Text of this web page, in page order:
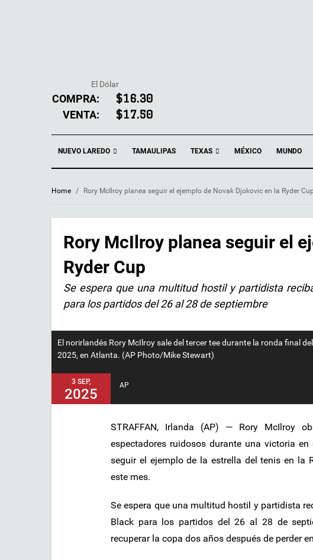
El Dólar
COMPRA: $16.30
VENTA: $17.50
NUEVO LAREDO TAMAULIPAS TEXAS MÉXICO MUNDO
Home / Rory McIlroy planea seguir el ejemplo de Novak Djokovic en la Ryder Cup
Rory McIlroy planea seguir el
Ryder Cup
Se espera que una multitud hostil y partidista
para los partidos del 26 al 28 de septiembre
El norirlandés Rory McIlroy sale del tercer tee durante la ronda final
2025, en Atlanta. (AP Photo/Mike Stewart)
3 SEP,
2025
AP
STRAFFAN, Irlanda (AP) — Rory McIlroy
espectadores ruidosos durante una victoria
seguir el ejemplo de la estrella del tenis en la
este mes.
Se espera que una multitud hostil y partidista
Black para los partidos del 26 al 28 de
recuperar la copa dos años después de perder